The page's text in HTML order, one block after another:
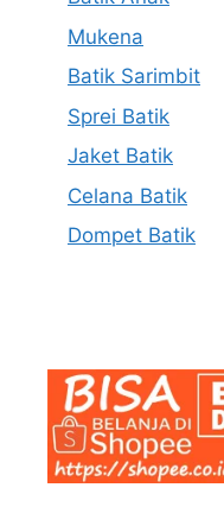
Mukena
Batik Sarimbit
Sprei Batik
Jaket Batik
Celana Batik
Dompet Batik